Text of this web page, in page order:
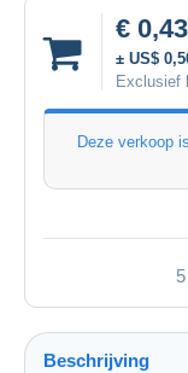
€ 0,43
± US$
Exclusief
Deze verkoop
Beschrijving